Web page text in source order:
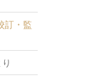
訂・監